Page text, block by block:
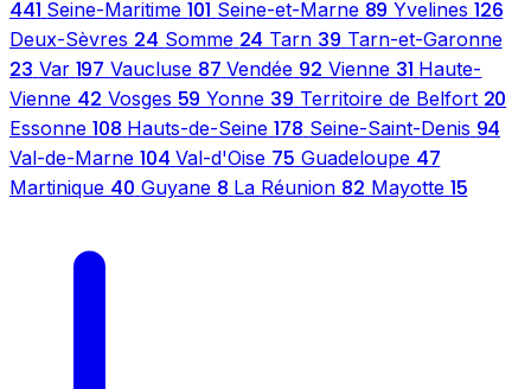
441 Seine-Maritime 101 Seine-et-Marne 89 Yvelines 126
Deux-Sèvres 24 Somme 24 Tarn 39 Tarn-et-Garonne
23 Var 197 Vaucluse 87 Vendée 92 Vienne 31 Haute-
Vienne 42 Vosges 59 Yonne 39 Territoire de Belfort 20
Essonne 108 Hauts-de-Seine 178 Seine-Saint-Denis 94
Val-de-Marne 104 Val-d'Oise 75 Guadeloupe 47
Martinique 40 Guyane 8 La Réunion 82 Mayotte 15